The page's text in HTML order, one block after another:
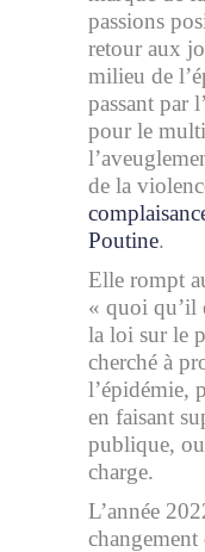
passions
retour aux
milieu de
passant par
pour le
de la
Poutine.
Elle rompt
« quoi qu’il
la loi sur le
cherché à
l’épidémie,
en faisant
publique,
charge.
L’année
changement